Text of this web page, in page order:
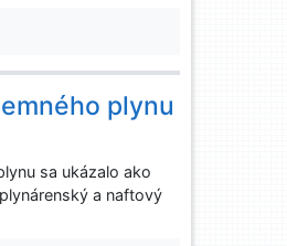
plynu
sa ukázalo ako
a naftový